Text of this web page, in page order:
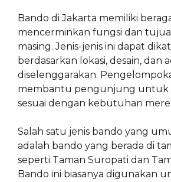
Bando di Jakarta memiliki
mencerminkan fungsi dan
masing. Jenis-jenis ini dapat
berdasarkan lokasi, desain, dan
diselenggarakan.
membantu pengunjung untuk
sesuai dengan kebutuhan
Salah satu jenis bando yang
adalah bando yang berada di
seperti Taman Suropati dan
Bando ini biasanya digunakan